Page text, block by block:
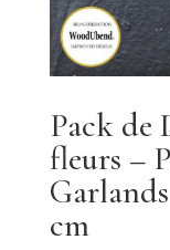
Pack de
fleurs –
cm